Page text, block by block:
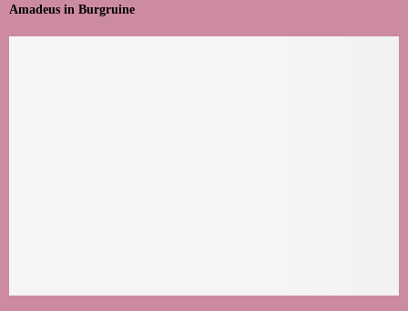
Amadeus in Burgruine